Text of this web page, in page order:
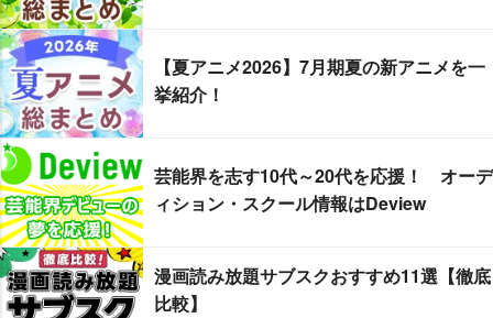
【夏アニメ2026】7月期夏の新アニメを一
挙紹介！
芸能界を志す10代～20代を応援！ オーデ
ィション・スクール情報はDeview
漫画読み放題サブスクおすすめ11選【徹底
比較】